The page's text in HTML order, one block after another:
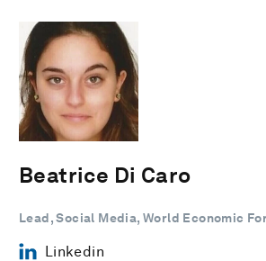
Beatrice Di Caro
Lead, Social Media, World Economic
Linkedin